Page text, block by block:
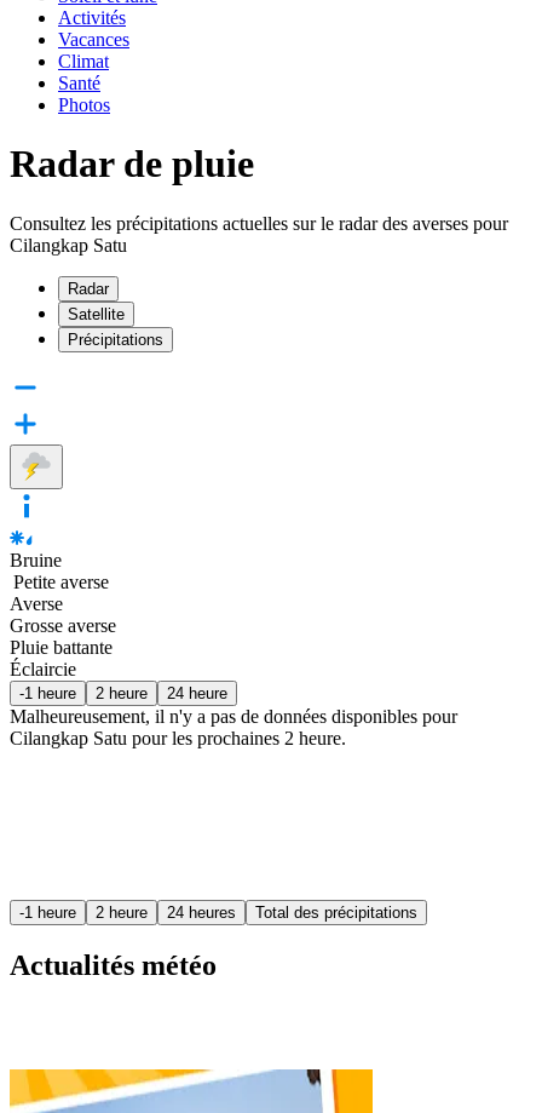
Activités
Vacances
Climat
Santé
Photos
Radar de pluie
Consultez les précipitations actuelles sur le radar des averses pour
Cilangkap Satu
Radar
Satellite
Précipitations
Bruine
Petite averse
Averse
Grosse averse
Pluie battante
Éclaircie
-1 heure 2 heure 24 heure
Malheureusement, il n'y a pas de données disponibles pour
Cilangkap Satu pour les prochaines 2 heure.
-1 heure 2 heure 24 heures Total des précipitations
Actualités météo